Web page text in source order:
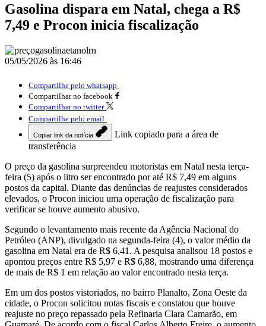
Gasolina dispara em Natal, chega a R$
7,49 e Procon inicia fiscalização
05/05/2026 às 16:46
Compartilhe pelo whatsapp
Compartilhar no facebook
Compartilhar no twitter
Compartilhe pelo email
Copiar link da notícia
Link copiado para a área de
transferência
O preço da gasolina surpreendeu motoristas em Natal nesta terça-
feira (5) após o litro ser encontrado por até R$ 7,49 em alguns
postos da capital. Diante das denúncias de reajustes considerados
elevados, o Procon iniciou uma operação de fiscalização para
verificar se houve aumento abusivo.
Segundo o levantamento mais recente da Agência Nacional do
Petróleo (ANP), divulgado na segunda-feira (4), o valor médio da
gasolina em Natal era de R$ 6,41. A pesquisa analisou 18 postos e
apontou preços entre R$ 5,97 e R$ 6,88, mostrando uma diferença
de mais de R$ 1 em relação ao valor encontrado nesta terça.
Em um dos postos vistoriados, no bairro Planalto, Zona Oeste da
cidade, o Procon solicitou notas fiscais e constatou que houve
reajuste no preço repassado pela Refinaria Clara Camarão, em